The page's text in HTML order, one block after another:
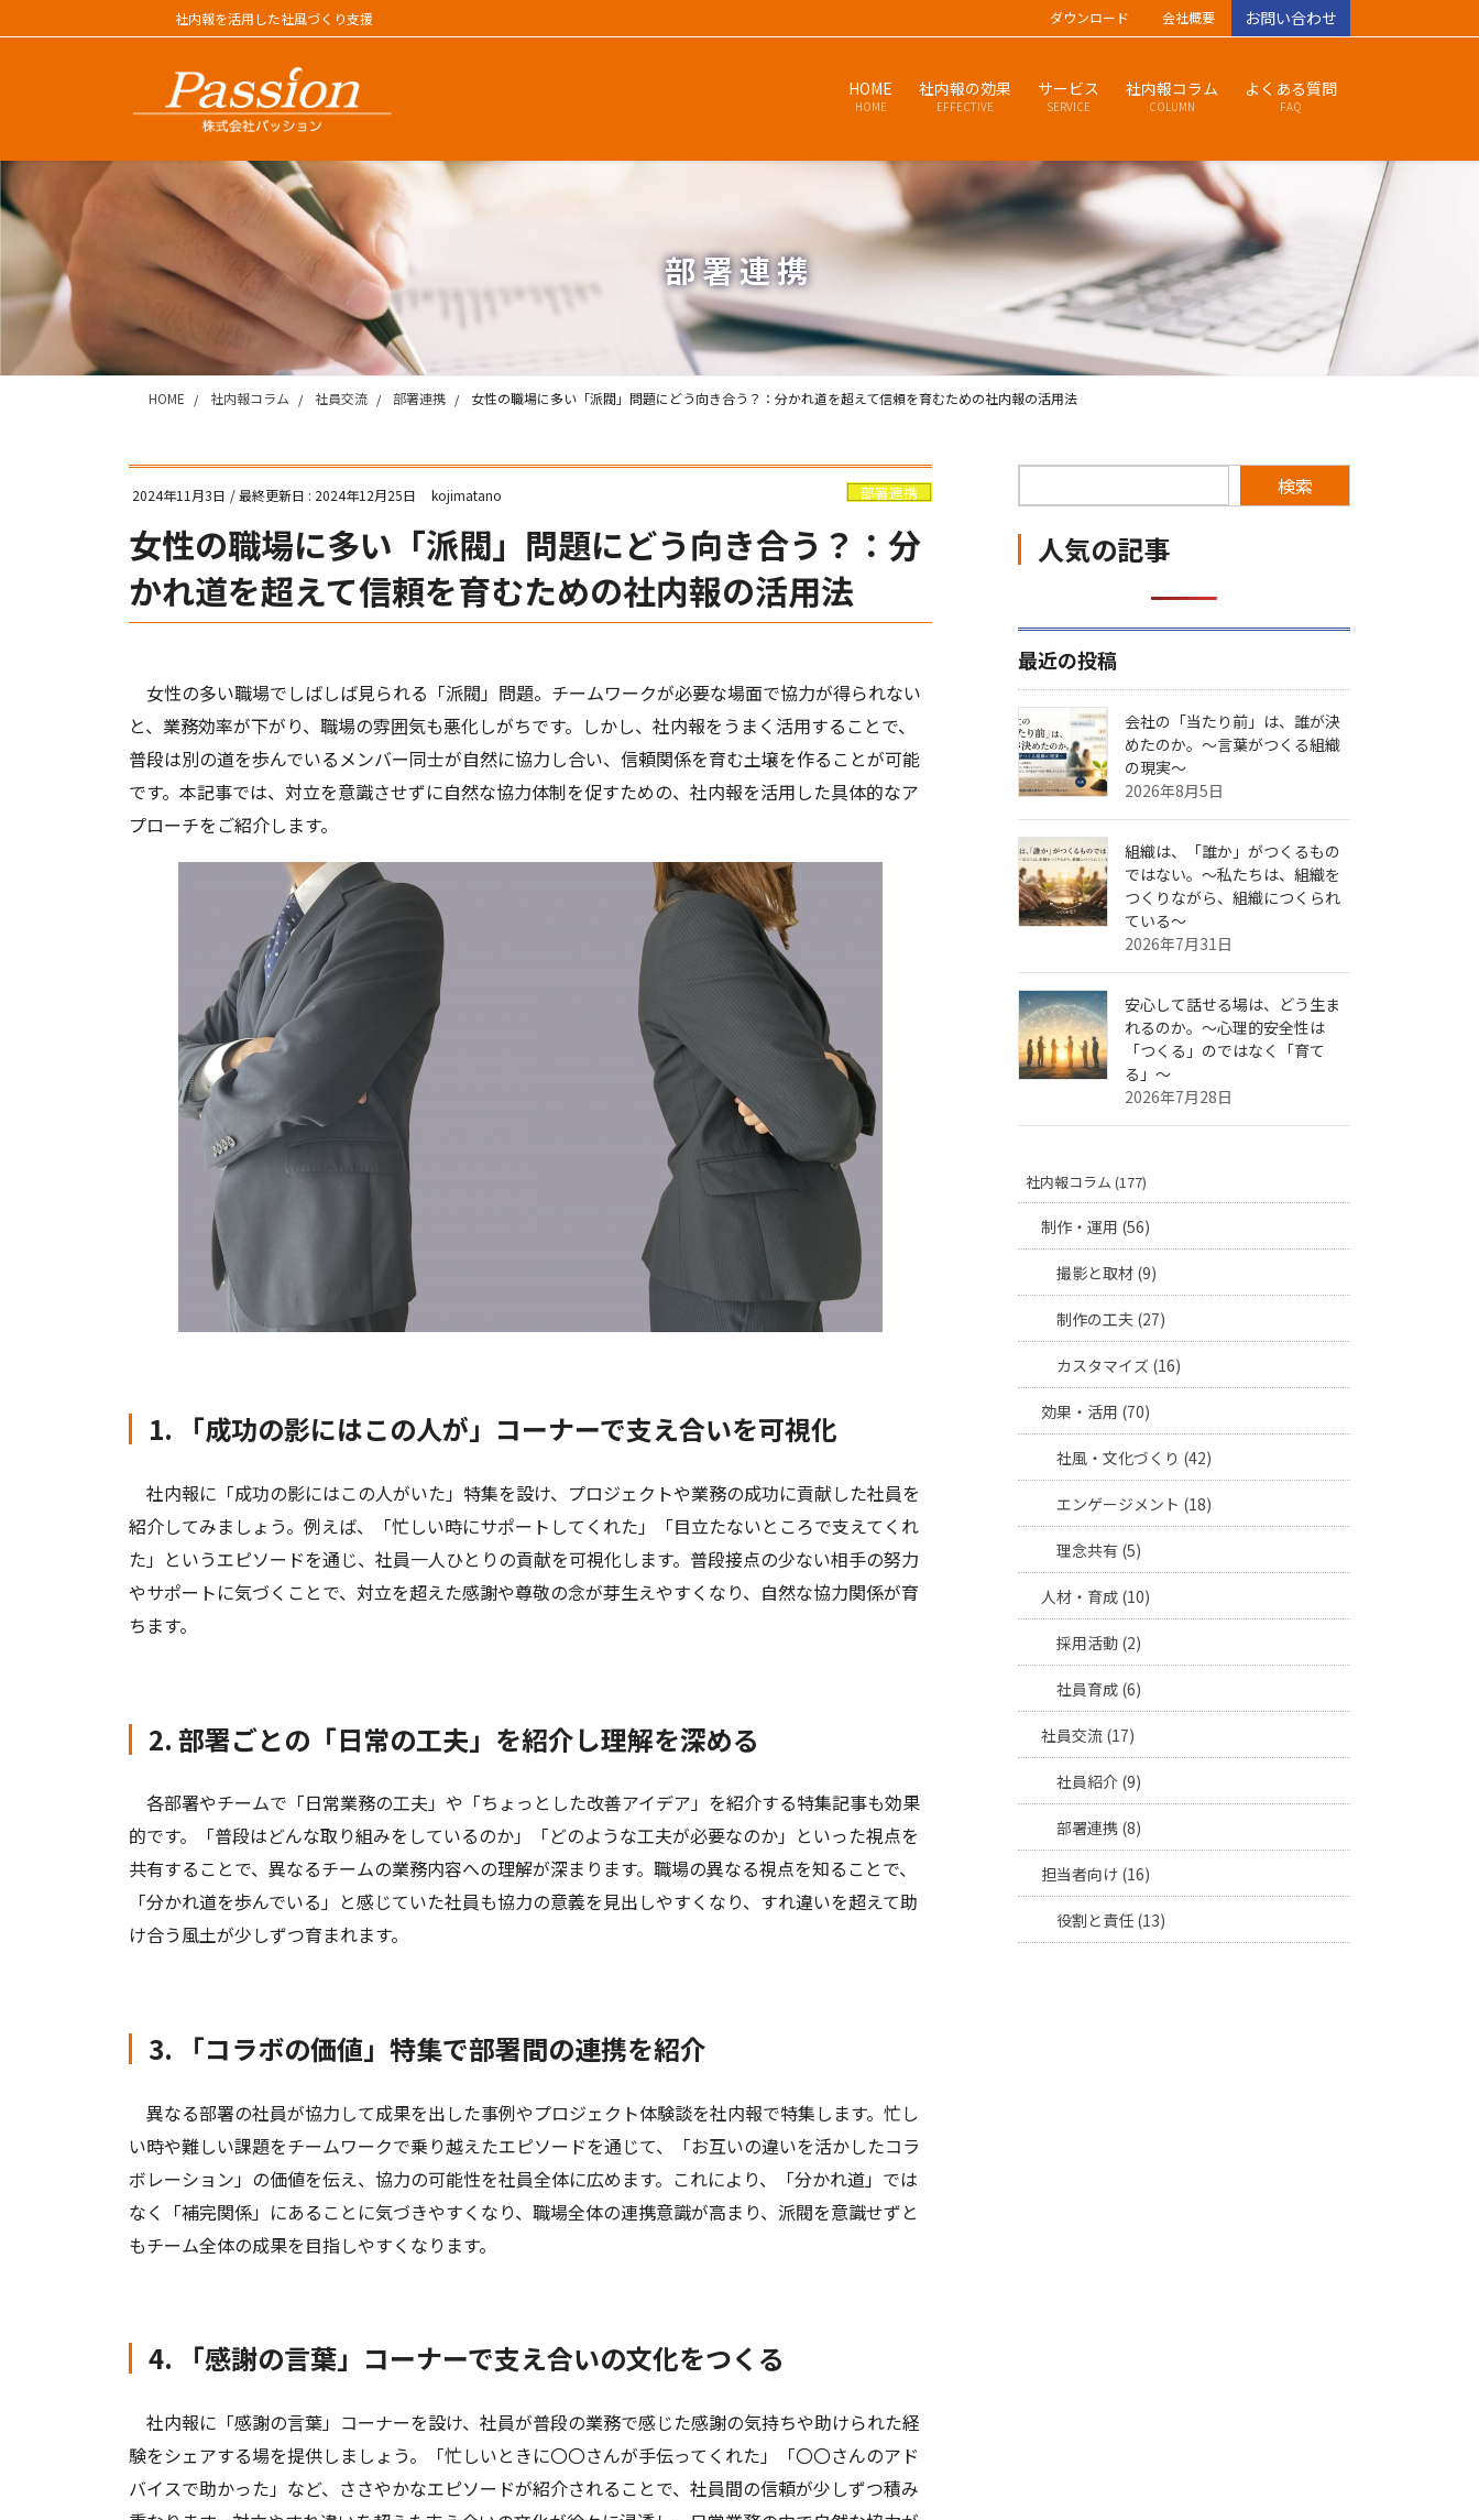
ン
移
動
ビ
ン
に
移
社内報を活用した社風づくり支援 ダウンロード 会社概要 お問い合わせ
HOME
HOME
社内報の効果
EFFECTIVE
サービス
SERVICE
社内報コラム
COLUMN
よくある質問
FAQ
部署連携
HOME 社内報コラム 社員交流 部署連携 女性の職場に多い「派閥」問題にどう向き合う？：分かれ道を超えて信頼を育むための社内報の活用法
2024年11月3日 / 最終更新日 : 2024年12月25日 kojimatano 部署連携
女性の職場に多い「派閥」問題にどう向き合う？：分
かれ道を超えて信頼を育むための社内報の活用法
女性の多い職場でしばしば見られる「派閥」問題。チームワークが必要な場面で協力が得られない
と、業務効率が下がり、職場の雰囲気も悪化しがちです。しかし、社内報をうまく活用することで、
普段は別の道を歩んでいるメンバー同士が自然に協力し合い、信頼関係を育む土壌を作ることが可能
です。本記事では、対立を意識させずに自然な協力体制を促すための、社内報を活用した具体的なア
プローチをご紹介します。
1. 「成功の影にはこの人が」コーナーで支え合いを可視化
社内報に「成功の影にはこの人がいた」特集を設け、プロジェクトや業務の成功に貢献した社員を
紹介してみましょう。例えば、「忙しい時にサポートしてくれた」「目立たないところで支えてくれ
た」というエピソードを通じ、社員一人ひとりの貢献を可視化します。普段接点の少ない相手の努力
やサポートに気づくことで、対立を超えた感謝や尊敬の念が芽生えやすくなり、自然な協力関係が育
ちます。
2. 部署ごとの「日常の工夫」を紹介し理解を深める
各部署やチームで「日常業務の工夫」や「ちょっとした改善アイデア」を紹介する特集記事も効果
的です。「普段はどんな取り組みをしているのか」「どのような工夫が必要なのか」といった視点を
共有することで、異なるチームの業務内容への理解が深まります。職場の異なる視点を知ることで、
「分かれ道を歩んでいる」と感じていた社員も協力の意義を見出しやすくなり、すれ違いを超えて助
け合う風土が少しずつ育まれます。
3. 「コラボの価値」特集で部署間の連携を紹介
異なる部署の社員が協力して成果を出した事例やプロジェクト体験談を社内報で特集します。忙し
い時や難しい課題をチームワークで乗り越えたエピソードを通じて、「お互いの違いを活かしたコラ
ボレーション」の価値を伝え、協力の可能性を社員全体に広めます。これにより、「分かれ道」では
なく「補完関係」にあることに気づきやすくなり、職場全体の連携意識が高まり、派閥を意識せずと
もチーム全体の成果を目指しやすくなります。
4. 「感謝の言葉」コーナーで支え合いの文化をつくる
社内報に「感謝の言葉」コーナーを設け、社員が普段の業務で感じた感謝の気持ちや助けられた経
験をシェアする場を提供しましょう。「忙しいときに〇〇さんが手伝ってくれた」「〇〇さんのアド
バイスで助かった」など、ささやかなエピソードが紹介されることで、社員間の信頼が少しずつ積み
検索
人気の記事
最近の投稿
会社の「当たり前」は、誰が決
めたのか。〜言葉がつくる組織
の現実〜
2026年8月5日
組織は、「誰か」がつくるもの
ではない。〜私たちは、組織を
つくりながら、組織につくられ
ている〜
2026年7月31日
安心して話せる場は、どう生ま
れるのか。〜心理的安全性は
「つくる」のではなく「育て
る」〜
2026年7月28日
社内報コラム (177)
制作・運用 (56)
撮影と取材 (9)
制作の工夫 (27)
カスタマイズ (16)
効果・活用 (70)
社風・文化づくり (42)
エンゲージメント (18)
理念共有 (5)
人材・育成 (10)
採用活動 (2)
社員育成 (6)
社員交流 (17)
社員紹介 (9)
部署連携 (8)
担当者向け (16)
役割と責任 (13)